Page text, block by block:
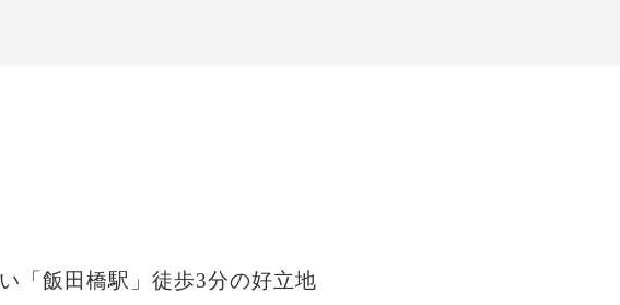
「飯田橋駅」徒歩3分の好立地